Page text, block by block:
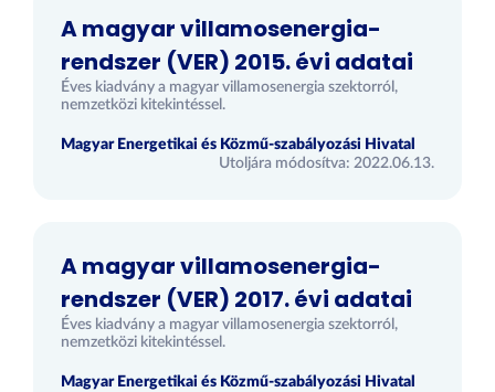
A magyar villamosenergia-
rendszer (VER) 2015. évi adatai
Éves kiadvány a magyar villamosenergia szektorról,
nemzetközi kitekintéssel.
Magyar Energetikai és Közmű-szabályozási Hivatal
Utoljára módosítva: 2022.06.13.
A magyar villamosenergia-
rendszer (VER) 2017. évi adatai
Éves kiadvány a magyar villamosenergia szektorról,
nemzetközi kitekintéssel.
Magyar Energetikai és Közmű-szabályozási Hivatal